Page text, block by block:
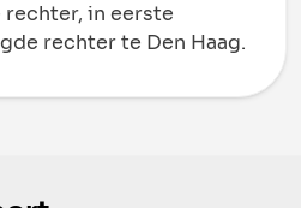
in eerste
rechter te Den Haag.